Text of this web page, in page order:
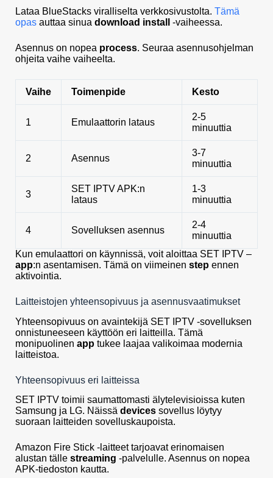
Lataa BlueStacks viralliselta verkkosivustolta. Tämä
opas auttaa sinua download install -vaiheessa.
Asennus on nopea process. Seuraa asennusohjelman
ohjeita vaihe vaiheelta.
Vaihe Toimenpide Kesto
1 Emulaattorin lataus
2-5
minuuttia
2 Asennus
3-7
minuuttia
3
SET IPTV APK:n
lataus
1-3
minuuttia
4 Sovelluksen asennus
2-4
minuuttia
Kun emulaattori on käynnissä, voit aloittaa SET IPTV –
app:n asentamisen. Tämä on viimeinen step ennen
aktivointia.
Laitteistojen yhteensopivuus ja asennusvaatimukset
Yhteensopivuus on avaintekijä SET IPTV -sovelluksen
onnistuneeseen käyttöön eri laitteilla. Tämä
monipuolinen app tukee laajaa valikoimaa modernia
laitteistoa.
Yhteensopivuus eri laitteissa
SET IPTV toimii saumattomasti älytelevisioissa kuten
Samsung ja LG. Näissä devices sovellus löytyy
suoraan laitteiden sovelluskaupoista.
Amazon Fire Stick -laitteet tarjoavat erinomaisen
alustan tälle streaming -palvelulle. Asennus on nopea
APK-tiedoston kautta.